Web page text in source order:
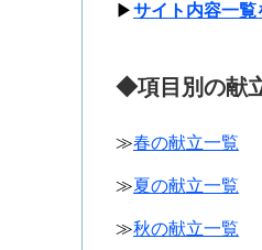
▶サイト内容一覧
◆項目別の献
≫春の献立一覧
≫夏の献立一覧
≫秋の献立一覧